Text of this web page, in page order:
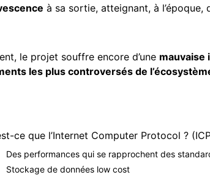
à sa sortie, atteignant, à l’époque,
le projet souffre encore d’une mauvaise
les plus controversés de
ce que l’Internet Computer Protocol ?
Des performances qui se rapprochent des
Stockage de données low cost